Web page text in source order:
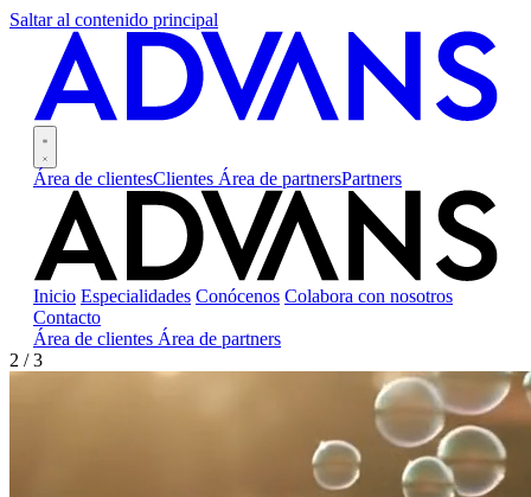
Saltar al contenido principal
Área de clientesClientes Área de partnersPartners
Inicio Especialidades Conócenos Colabora con nosotros
Contacto
Área de clientes Área de partners
3 / 3